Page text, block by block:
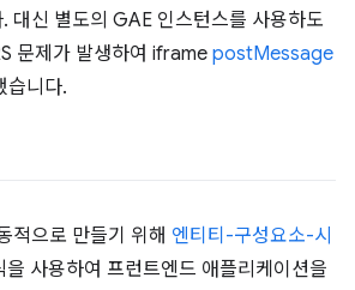
대신 별도의 GAE 인스턴스를 사용하도
문제가 발생하여 iframe postMessage
습니다.
적으로 만들기 위해 엔티티-구성요소-시
을 사용하여 프런트엔드 애플리케이션을